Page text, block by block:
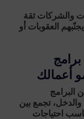
والشركات ثقة
العقوبات أو
أعمالك
البرامج
والدخل، تجمع بين
احتياجات